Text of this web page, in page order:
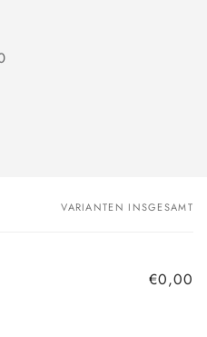
VARIANTEN INSGESAMT
€0,00